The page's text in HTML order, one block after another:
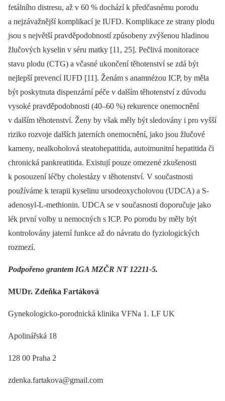
fetálního distresu, až v 60 % dochází k předčasnému porodu
a nejzávažnější komplikací je IUFD. Komplikace ze strany plodu
jsou s největší pravděpodobností způsobeny zvýšenou hladinou
žlučových kyselin v séru matky [11, 25]. Pečlivá monitorace
stavu plodu (CTG) a včasné ukončení těhotenství se zdá být
nejlepší prevencí IUFD [11]. Ženám s anamnézou ICP, by měla
být poskytnuta dispenzární péče v dalším těhotenství z důvodu
vysoké pravděpodobnosti (40–60 %) rekurence onemocnění
v dalším těhotenství. Ženy by však měly být sledovány i pro vyšší
riziko rozvoje dalších jaterních onemocnění, jako jsou žlučové
kameny, nealkoholová steatohepatitida, autoimunitní hepatitida či
chronická pankreatitida. Existují pouze omezené zkušenosti
k posouzení léčby cholestázy v těhotenství. V součastnosti
používáme k terapii kyselinu ursodeoxycholovou (UDCA) a S-
adenosyl-L-methionin. UDCA se v současnosti doporučuje jako
lék první volby u nemocných s ICP. Po porodu by měly být
kontrolovány jaterní funkce až do návratu do fyziologických
rozmezí.
Podpořeno grantem IGA MZČR NT 12211-5.
MUDr. Zdeňka Fartáková
Gynekologicko-porodnická klinika VFNa 1. LF UK
Apolinářská 18
128 00 Praha 2
zdenka.fartakova@gmail.com